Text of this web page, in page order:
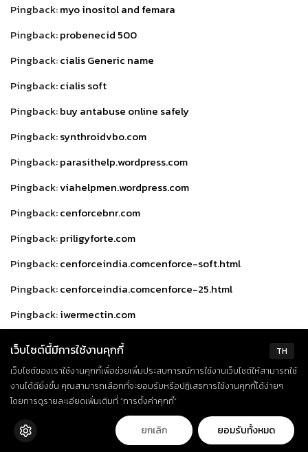
Pingback:myo inositol and femara
Pingback:probenecid 500
Pingback:cialis Generic name
Pingback:cialis soft
Pingback:buy antabuse online safely
Pingback:synthroidvbo.com
Pingback:parasithelp.wordpress.com
Pingback:viahelpmen.wordpress.com
Pingback:cenforcebnr.com
Pingback:priligyforte.com
Pingback:cenforceindia.comcenforce-soft.html
Pingback:cenforceindia.comcenforce-25.html
Pingback:iwermectin.com
Pingback:
albyterol.com
Pingback:donpharm.com
Pingback: xydroplaq.com
Pingback:
priligype.com
Pingback:
rxlara.website3.me/vidalista
TH
เว็บไซต์นี้มีการใช้งานคุกกี้
เว็บไซต์ของเราใช้งานคุกกี้เพื่อช่วยเพิ่มประสบการณ์การใช้งานเว็บไซต์ให้สามารถใช้
งานได้ดียิ่งขึ้น คุณสามารถเลือกที่จะยอมรับหรือปฏิเสธการใช้งานคุกกี้ได้ง่ายๆ
โดยการดูรายละเอียดเพิ่มเติมที่ “การตั้งค่าคุกกี้”
ยกเลิก ยอมรับทั้งหมด